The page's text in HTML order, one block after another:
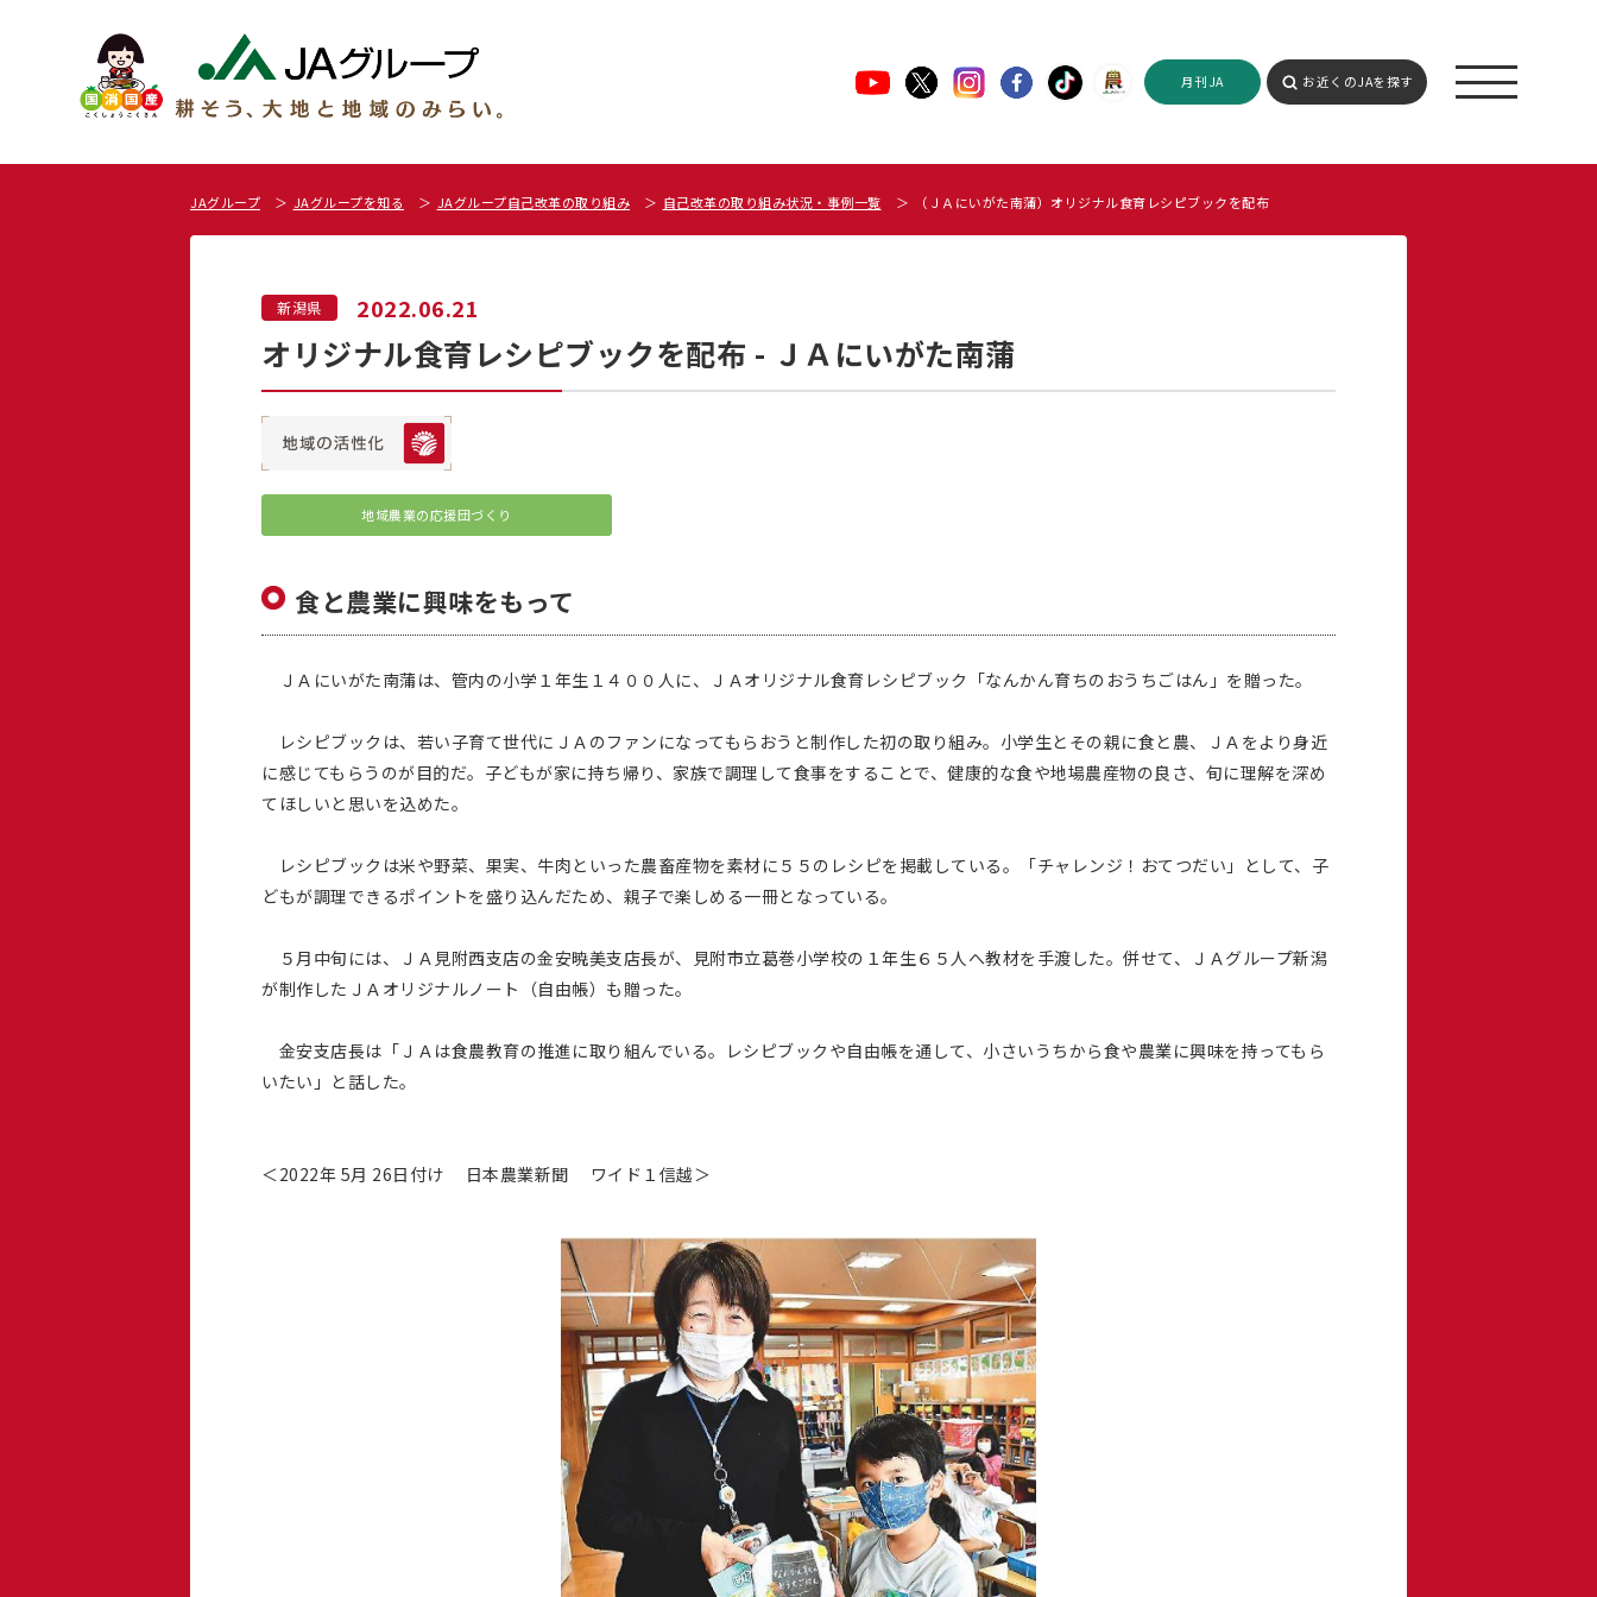
月刊JA お近くのJAを探す
JAグループ JAグループを知る JAグループ自己改革の取り組み 自己改革の取り組み状況・事例一覧 （ＪＡにいがた南蒲）オリジナル食育レシピブックを配布
新潟県 2022.06.21
オリジナル食育レシピブックを配布 - ＪＡにいがた南蒲
地域農業の応援団づくり
食と農業に興味をもって
ＪＡにいがた南蒲は、管内の小学１年生１４００人に、ＪＡオリジナル食育レシピブック「なんかん育ちのおうちごはん」を贈った。
レシピブックは、若い子育て世代にＪＡのファンになってもらおうと制作した初の取り組み。小学生とその親に食と農、ＪＡをより身近
に感じてもらうのが目的だ。子どもが家に持ち帰り、家族で調理して食事をすることで、健康的な食や地場農産物の良さ、旬に理解を深め
てほしいと思いを込めた。
レシピブックは米や野菜、果実、牛肉といった農畜産物を素材に５５のレシピを掲載している。「チャレンジ！おてつだい」として、子
どもが調理できるポイントを盛り込んだため、親子で楽しめる一冊となっている。
５月中旬には、ＪＡ見附西支店の金安暁美支店長が、見附市立葛巻小学校の１年生６５人へ教材を手渡した。併せて、ＪＡグループ新潟
が制作したＪＡオリジナルノート（自由帳）も贈った。
金安支店長は「ＪＡは食農教育の推進に取り組んでいる。レシピブックや自由帳を通して、小さいうちから食や農業に興味を持ってもら
いたい」と話した。
＜2022年 5月 26日付け 日本農業新聞 ワイド１信越＞